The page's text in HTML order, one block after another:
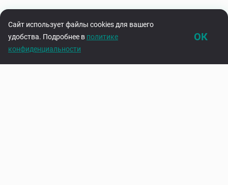
Сайт использует файлы cookies для вашего
удобства. Подробнее в политике
конфиденциальности
ОК